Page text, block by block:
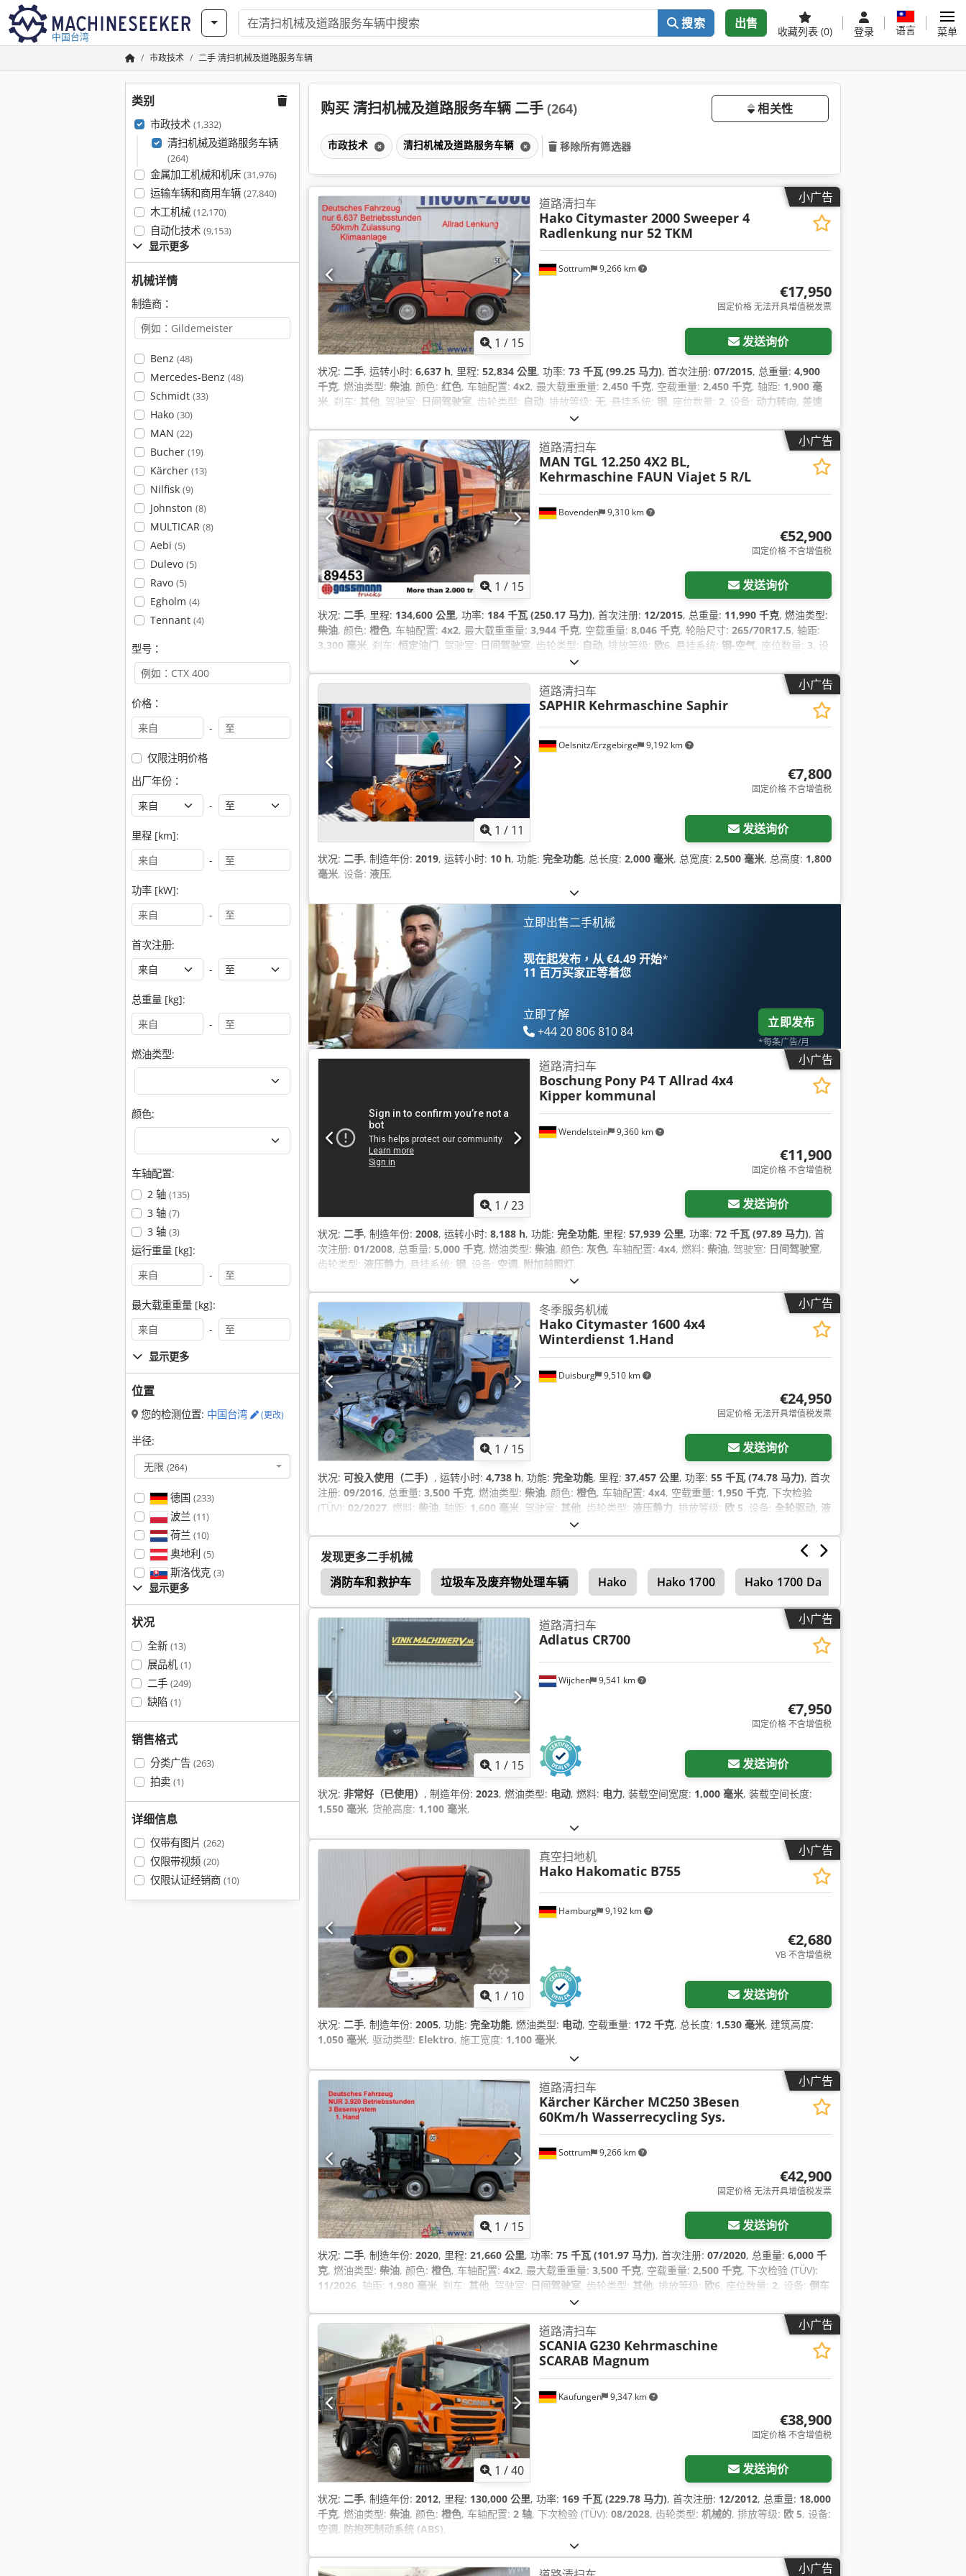
中国台湾
搜索 出售
收藏列表 (0) 登录 语言 菜单
市政技术 二手 清扫机械及道路服务车辆
类别
市政技术 (1,332)
清扫机械及道路服务车辆
(264)
金属加工机械和机床 (31,976)
运输车辆和商用车辆 (27,840)
木工机械 (12,170)
自动化技术 (9,153)
显示更多
机械详情
制造商：
Benz (48)
Mercedes-Benz (48)
Schmidt (33)
Hako (30)
MAN (22)
Bucher (19)
Kärcher (13)
Nilfisk (9)
Johnston (8)
MULTICAR (8)
Aebi (5)
Dulevo (5)
Ravo (5)
Egholm (4)
Tennant (4)
型号：
价格：
-
仅限注明价格
出厂年份：
-
里程 [km]:
-
功率 [kW]:
-
首次注册:
-
总重量 [kg]:
-
燃油类型:
颜色:
车轴配置:
2 轴 (135)
3 轴 (7)
3 轴 (3)
运行重量 [kg]:
-
最大载重重量 [kg]:
-
显示更多
位置
您的检测位置: 中国台湾 (更改)
半径:
无限 (264)
德国 (233)
波兰 (11)
荷兰 (10)
奥地利 (5)
斯洛伐克 (3)
显示更多
状况
全新 (13)
展品机 (1)
二手 (249)
缺陷 (1)
销售格式
分类广告 (263)
拍卖 (1)
详细信息
仅带有图片 (262)
仅限带视频 (20)
仅限认证经销商 (10)
购买 清扫机械及道路服务车辆 二手 (264) 相关性
市政技术 清扫机械及道路服务车辆 移除所有筛选器
小广告
1 / 15
Sottrum 9,266 km
道路清扫车
Hako Citymaster 2000 Sweeper 4
Radlenkung nur 52 TKM
€17,950
固定价格 无法开具增值税发票
发送询价
状况: 二手, 运转小时: 6,637 h, 里程: 52,834 公里, 功率: 73 千瓦 (99.25 马力), 首次注册: 07/2015, 总重量: 4,900
千克, 燃油类型: 柴油, 颜色: 红色, 车轴配置: 4x2, 最大载重重量: 2,450 千克, 空载重量: 2,450 千克, 轴距: 1,900 毫
米, 刹车: 其他, 驾驶室: 日间驾驶室, 齿轮类型: 自动, 排放等级: 无, 悬挂系统: 钢, 座位数量: 2, 设备: 动力转向, 差速
小广告
1 / 15
Bovenden 9,310 km
道路清扫车
MAN TGL 12.250 4X2 BL,
Kehrmaschine FAUN Viajet 5 R/L
€52,900
固定价格 不含增值税
发送询价
状况: 二手, 里程: 134,600 公里, 功率: 184 千瓦 (250.17 马力), 首次注册: 12/2015, 总重量: 11,990 千克, 燃油类型:
柴油, 颜色: 橙色, 车轴配置: 4x2, 最大载重重量: 3,944 千克, 空载重量: 8,046 千克, 轮胎尺寸: 265/70R17.5, 轴距:
3,300 毫米, 刹车: 恒定油门, 驾驶室: 日间驾驶室, 齿轮类型: 自动, 排放等级: 欧6, 悬挂系统: 钢-空气, 座位数量: 3, 设
动力转向, 定速巡航, 差速锁, 座椅加热器, 牵引力控制, 空调, 车载电脑, 防抱死制动系统 (ABS), 附加前照灯, 雾灯,
驾驶室,
小广告
1 / 11
Oelsnitz/Erzgebirge 9,192 km
道路清扫车
SAPHIR Kehrmaschine Saphir
€7,800
固定价格 不含增值税
发送询价
状况: 二手, 制造年份: 2019, 运转小时: 10 h, 功能: 完全功能, 总长度: 2,000 毫米, 总宽度: 2,500 毫米, 总高度: 1,800
毫米, 设备: 液压,
立即出售二手机械
现在起发布，从 €4.49 开始*
11 百万买家正等着您
立即了解
+44 20 806 810 84
立即发布
*每条广告/月
小广告
1 /23
Wendelstein 9,360 km
道路清扫车
Boschung Pony P4 T Allrad 4x4
Kipper kommunal
€11,900
固定价格 不含增值税
发送询价
状况: 二手, 制造年份: 2008, 运转小时: 8,188 h, 功能: 完全功能, 里程: 57,939 公里, 功率: 72 千瓦 (97.89 马力), 首
次注册: 01/2008, 总重量: 5,000 千克, 燃油类型: 柴油, 颜色: 灰色, 车轴配置: 4x4, 燃料: 柴油, 驾驶室: 日间驾驶室,
齿轮类型: 液压静力, 悬挂系统: 钢, 设备: 空调, 附加前照灯,
小广告
1 / 15
Duisburg 9,510 km
冬季服务机械
Hako Citymaster 1600 4x4
Winterdienst 1.Hand
€24,950
固定价格 无法开具增值税发票
发送询价
状况: 可投入使用（二手） , 运转小时: 4,738 h, 功能: 完全功能, 里程: 37,457 公里, 功率: 55 千瓦 (74.78 马力), 首次
注册: 09/2016, 总重量: 3,500 千克, 燃油类型: 柴油, 颜色: 橙色, 车轴配置: 4x4, 空载重量: 1,950 千克, 下次检验
(TÜV): 02/2027, 燃料: 柴油, 轴距: 1,600 毫米, 驾驶室: 其他, 齿轮类型: 液压静力, 排放等级: 欧 5, 设备: 全轮驱动, 液
发现更多二手机械
消防车和救护车
垃圾车及废弃物处理车辆 Hako Hako 1700 Hako 1700 Da
Schmidt
小广告
1 / 15
Wijchen 9,541 km
道路清扫车
Adlatus CR700
€7,950
固定价格 不含增值税
发送询价
状况: 非常好（已使用） , 制造年份: 2023, 燃油类型: 电动, 燃料: 电力, 装载空间宽度: 1,000 毫米, 装载空间长度:
1,550 毫米, 货舱高度: 1,100 毫米,
小广告
1 / 10
Hamburg 9,192 km
真空扫地机
Hako Hakomatic B755
€2,680
VB 不含增值税
发送询价
状况: 二手, 制造年份: 2005, 功能: 完全功能, 燃油类型: 电动, 空载重量: 172 千克, 总长度: 1,530 毫米, 建筑高度:
1,050 毫米, 驱动类型: Elektro, 施工宽度: 1,100 毫米,
小广告
1 / 15
Sottrum 9,266 km
道路清扫车
Kärcher Kärcher MC250 3Besen
60Km/h Wasserrecycling Sys.
€42,900
固定价格 无法开具增值税发票
发送询价
状况: 二手, 制造年份: 2020, 里程: 21,660 公里, 功率: 75 千瓦 (101.97 马力), 首次注册: 07/2020, 总重量: 6,000 千
克, 燃油类型: 柴油, 颜色: 橙色, 车轴配置: 4x2, 最大载重重量: 3,500 千克, 空载重量: 2,500 千克, 下次检验 (TÜV):
11/2026, 轴距: 1,980 毫米, 刹车: 其他, 驾驶室: 日间驾驶室, 齿轮类型: 其他, 排放等级: 欧6, 座位数量: 2, 设备: 倒车
雷达, 动力转向, 拖车连接装置, 烟尘过滤器, 空调, 防抱死制动系统 (ABS), 防盗系统（Immobilizer）, 附加前照灯,
驾驶室,
小广告
1 /40
Kaufungen 9,347 km
道路清扫车
SCANIA G230 Kehrmaschine
SCARAB Magnum
€38,900
固定价格 不含增值税
发送询价
状况: 二手, 制造年份: 2012, 里程: 130,000 公里, 功率: 169 千瓦 (229.78 马力), 首次注册: 12/2012, 总重量: 18,000
千克, 燃油类型: 柴油, 颜色: 橙色, 车轴配置: 2 轴, 下次检验 (TÜV): 08/2028, 齿轮类型: 机械的, 排放等级: 欧 5, 设备:
空调, 防抱死制动系统 (ABS),
小广告